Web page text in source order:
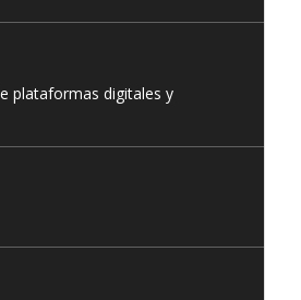
plataformas digitales y